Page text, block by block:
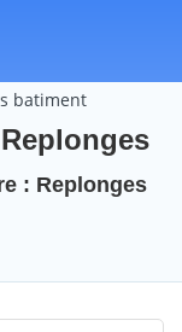
batiment
: Replonges